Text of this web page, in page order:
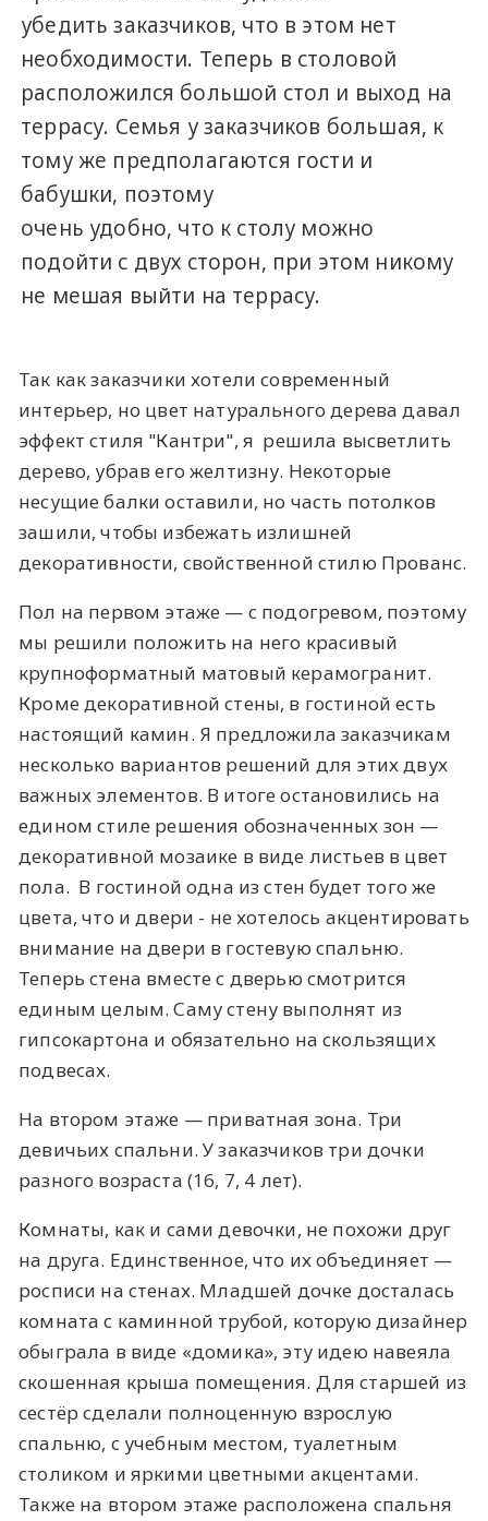
убедить заказчиков, что в этом нет
необходимости. Теперь в столовой
расположился большой стол и выход на
террасу. Семья у заказчиков большая, к
тому же предполагаются гости и
бабушки, поэтому
очень удобно, что к столу можно
подойти с двух сторон, при этом никому
не мешая выйти на террасу.
Так как заказчики хотели современный
интерьер, но цвет натурального дерева давал
эффект стиля "Кантри", я решила высветлить
дерево, убрав его желтизну. Некоторые
несущие балки оставили, но часть потолков
зашили, чтобы избежать излишней
декоративности, свойственной стилю Прованс.
Пол на первом этаже — с подогревом, поэтому
мы решили положить на него красивый
крупноформатный матовый керамогранит.
Кроме декоративной стены, в гостиной есть
настоящий камин. Я предложила заказчикам
несколько вариантов решений для этих двух
важных элементов. В итоге остановились на
едином стиле решения обозначенных зон —
декоративной мозаике в виде листьев в цвет
пола. В гостиной одна из стен будет того же
цвета, что и двери - не хотелось акцентировать
внимание на двери в гостевую спальню.
Теперь стена вместе с дверью смотрится
единым целым. Саму стену выполнят из
гипсокартона и обязательно на скользящих
подвесах.
На втором этаже — приватная зона. Три
девичьих спальни. У заказчиков три дочки
разного возраста (16, 7, 4 лет).
Комнаты, как и сами девочки, не похожи друг
на друга. Единственное, что их объединяет —
росписи на стенах. Младшей дочке досталась
комната с каминной трубой, которую дизайнер
обыграла в виде «домика», эту идею навеяла
скошенная крыша помещения. Для старшей из
сестёр сделали полноценную взрослую
спальню, с учебным местом, туалетным
столиком и яркими цветными акцентами.
Также на втором этаже расположена спальня